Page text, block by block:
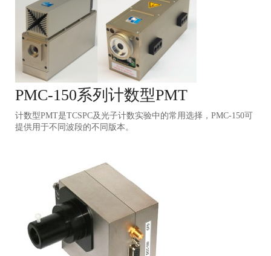
PMC-150系列计数型PMT
计数型PMT是TCSPC及光子计数实验中的常用选择，PMC-150可
提供用于不同波段的不同版本。